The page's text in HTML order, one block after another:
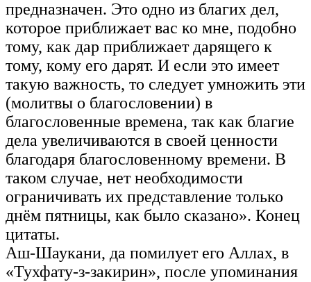
предназначен. Это одно из благих дел,
которое приближает вас ко мне, подобно
тому, как дар приближает дарящего к
тому, кому его дарят. И если это имеет
такую важность, то следует умножить эти
(молитвы о благословении) в
благословенные времена, так как благие
дела увеличиваются в своей ценности
благодаря благословенному времени. В
таком случае, нет необходимости
ограничивать их представление только
днём пятницы, как было сказано». Конец
цитаты.
Аш-Шаукани, да помилует его Аллах, в
«Тухфату-з-закирин», после упоминания